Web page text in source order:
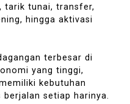
tarik tunai, transfer,
hingga aktivasi
terbesar di
yang tinggi,
kebutuhan
berjalan setiap harinya.